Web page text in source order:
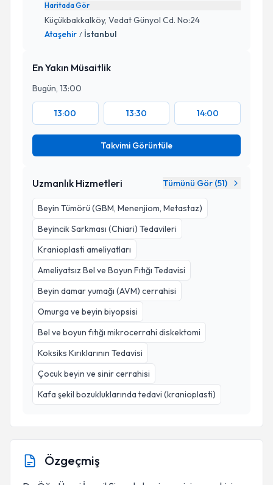
Haritada Gör
Küçükbakkalköy, Vedat Günyol Cd. No:24
Ataşehir / İstanbul
En Yakın Müsaitlik
Bugün, 13:00
13:00 13:30 14:00
Takvimi Görüntüle
Uzmanlık Hizmetleri Tümünü Gör (51)
Beyin Tümörü (GBM, Menenjiom, Metastaz)
Beyincik Sarkması (Chiari) Tedavileri
Kranioplasti ameliyatları
Ameliyatsız Bel ve Boyun Fıtığı Tedavisi
Beyin damar yumağı (AVM) cerrahisi
Omurga ve beyin biyopsisi
Bel ve boyun fıtığı mikrocerrahi diskektomi
Koksiks Kırıklarının Tedavisi
Çocuk beyin ve sinir cerrahisi
Kafa şekil bozukluklarında tedavi (kranioplasti)
Özgeçmiş